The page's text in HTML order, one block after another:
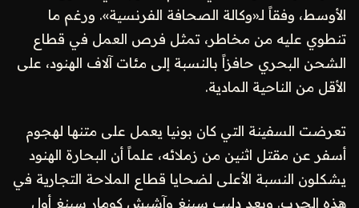
الأوسط، وفقاً لـ«وكالة الصحافة الفرنسية». ورغم ما
تنطوي عليه من مخاطر، تمثل فرص العمل في قطاع
الشحن البحري حافزاً بالنسبة إلى مئات آلاف الهنود، على
الأقل من الناحية المادية.
تعرضت السفينة التي كان بونيا يعمل على متنها لهجوم
أسفر عن مقتل اثنين من زملائه، علماً أن البحارة الهنود
يشكلون النسبة الأعلى لضحايا قطاع الملاحة التجارية في
هذه الحرب. ويعد دليب سينغ وآشيش كومار سينغ أول